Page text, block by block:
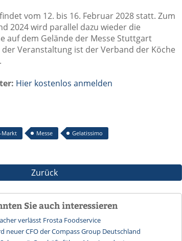
vom 12. bis 16. Februar 2028 statt. Zum
2024 wird parallel dazu wieder die
auf dem Gelände der Messe Stuttgart
Veranstaltung ist der Verband der Köche
Hier kostenlos anmelden
Markt Messe Gelatissimo
Zurück
Sie auch interessieren
verlässt Frosta Foodservice
neuer CFO der Compass Group Deutschland